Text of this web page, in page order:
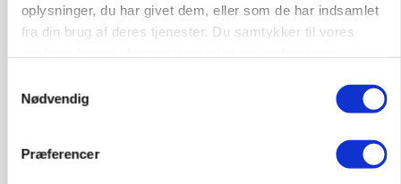
oplysninger, du har givet dem, eller som de har indsamlet
fra din brug af deres tjenester. Du samtykker til vores
Nødvendig
Præferencer
Prisgab på 20 kroner pr. kg vokser: Polsk kylling
presser markedet